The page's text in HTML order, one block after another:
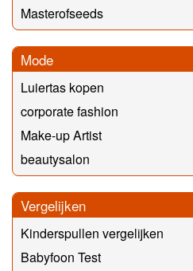
Masterofseeds
Mode
Luiertas kopen
corporate fashion
Make-up Artist
beautysalon
Vergelijken
Kinderspullen vergelijken
Babyfoon Test